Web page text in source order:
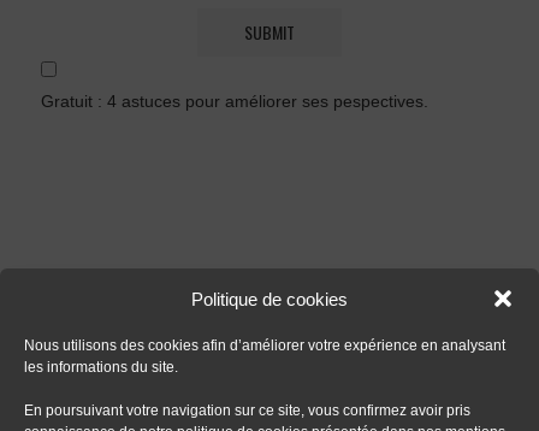
Politique de cookies
Nous utilisons des cookies afin d’améliorer votre expérience en analysant
les informations du site.
En poursuivant votre navigation sur ce site, vous confirmez avoir pris
Gratuit : 4 astuces pour améliorer ses pespectives.
FORMATIONS